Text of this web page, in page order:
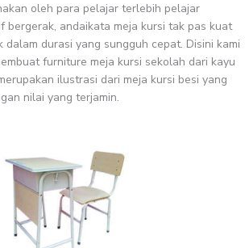
oleh para pelajar terlebih pelajar
bergerak, andaikata meja kursi tak pas kuat
dalam durasi yang sungguh cepat. Disini kami
furniture meja kursi sekolah dari kayu
ilustrasi dari meja kursi besi yang
nilai yang terjamin.